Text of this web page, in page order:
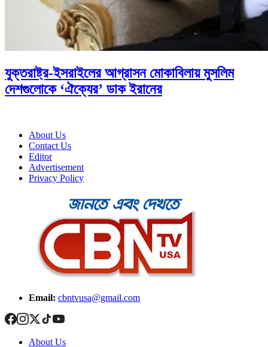
যুক্তরাষ্ট্র-ইসরাইলের আগ্রাসন মোকাবিলায় মুসলিম
দেশগুলোকে ‘ঐক্যের’ ডাক ইরানের
About Us
Contact Us
Editor
Advertisement
Privacy Policy
Email: cbntvusa@gmail.com
About Us